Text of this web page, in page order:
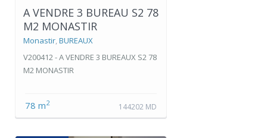
A VENDRE 3 BUREAU S2 78
M2 MONASTIR
Monastir,BUREAUX
V200412 - A VENDRE 3 BUREAUX S2 78
M2 MONASTIR
78 m2 144202 MD